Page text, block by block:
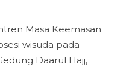
Masa Keemasan
wisuda pada
Daarul Hajj,